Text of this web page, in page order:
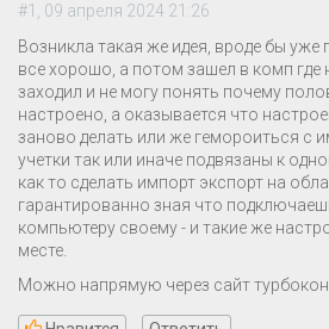
#1, 09 апреля 2024 21:26
Возникла такая же идея, вроде бы уже
все хорошо, а потом зашел в комп где
заходил и не могу понять почему
настроено, а оказывается что
заново делать или же гемороиться с
учетки так или иначе подвязаны к
как то сделать импорт экспорт на
гарантированно зная что
компьютеру своему - и такие же
месте.
Можно напрямую через сайт